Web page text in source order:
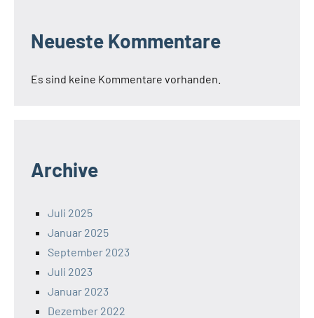
Neueste Kommentare
Es sind keine Kommentare vorhanden.
Archive
Juli 2025
Januar 2025
September 2023
Juli 2023
Januar 2023
Dezember 2022